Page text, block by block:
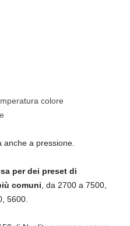
colore
a pressione.
per dei preset di
comuni , da 2700 a 7500,
5600.